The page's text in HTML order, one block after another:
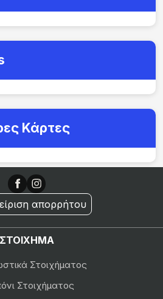
Κάρτες
απορρήτου
ΣΤΟΙΧΗΜΑ
Στοιχήματος
Στοιχήματος